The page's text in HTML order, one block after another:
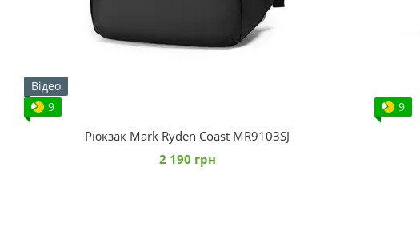
Відео
9
Рюкзак Mark Ryden Coast MR9103SJ
2 190 грн
9